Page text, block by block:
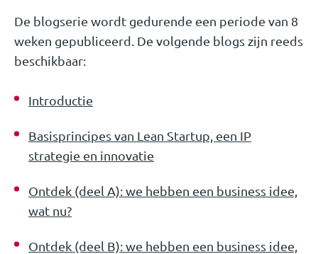
De blogserie wordt gedurende een periode van 8
weken gepubliceerd. De volgende blogs zijn reeds
beschikbaar:
Introductie
Basisprincipes van Lean Startup, een IP
strategie en innovatie
Ontdek (deel A): we hebben een business idee,
wat nu?
Ontdek (deel B): we hebben een business idee,